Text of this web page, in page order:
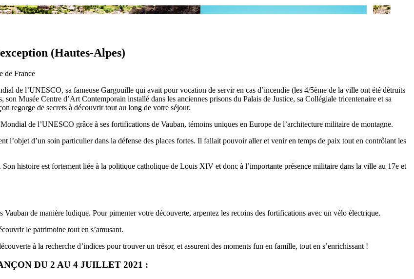
(Hautes-Alpes)
de France
de l’UNESCO, sa fameuse Gargouille qui avait pour vocation de servir en cas d’incendie (les 4/5ème de la ville ont été détruits
son Musée Centre d’Art Contemporain installé dans les anciennes prisons du Palais de Justice, sa Collégiale tricentenaire et sa
regorge de secrets à découvrir tout au long de votre séjour.
de l’UNESCO grâce à ses fortifications de Vauban, témoins uniques en Europe de l’architecture militaire de montagne.
l’objet d’un soin particulier dans la défense des places fortes. Il fallait pouvoir aller et venir en temps de paix tout en contrôlant les
histoire est fortement liée à la politique catholique de Louis XIV et donc à l’importante présence militaire dans la ville au 17e et
de manière ludique. Pour pimenter votre découverte, arpentez les recoins des fortifications avec un vélo électrique.
le patrimoine tout en s’amusant.
à la recherche d’indices pour trouver un trésor, et assurent des moments fun en famille, tout en s’enrichissant !
DU 2 AU 4 JUILLET 2021 :